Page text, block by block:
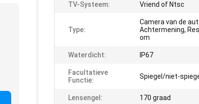
TV-Systeem: Vriend of Ntsc
Type:
Camera van de
Achtermening,
om
Waterdicht: IP67
Facultatieve
Functie:
Spiegel/niet-
Lensengel: 170 graad